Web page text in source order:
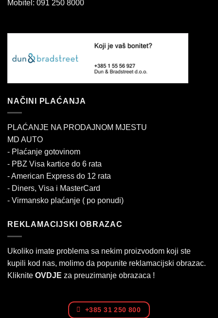
Mobitel: 091 250 8000
NAČINI PLAĆANJA
PLAĆANJE NA PRODAJNOM MJESTU
MD AUTO
- Plaćanje gotovinom
- PBZ Visa kartice do 6 rata
- American Express do 12 rata
- Diners, Visa i MasterCard
- Virmansko plaćanje ( po ponudi)
REKLAMACIJSKI OBRAZAC
Ukoliko imate problema sa nekim proizvodom koji ste
kupili kod nas, molimo da popunite reklamacijski obrazac.
Kliknite OVDJE za preuzimanje obrazaca !
+385 31 250 800